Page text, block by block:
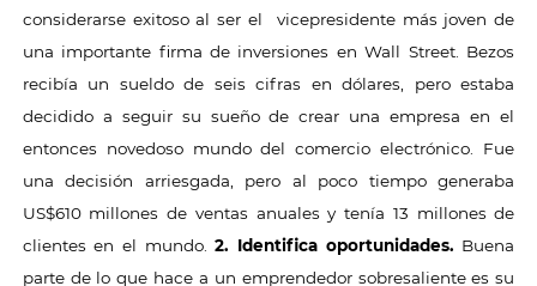
considerarse exitoso al ser el vicepresidente más joven de
una importante firma de inversiones en Wall Street. Bezos
recibía un sueldo de seis cifras en dólares, pero estaba
decidido a seguir su sueño de crear una empresa en el
entonces novedoso mundo del comercio electrónico. Fue
una decisión arriesgada, pero al poco tiempo generaba
US$610 millones de ventas anuales y tenía 13 millones de
clientes en el mundo.2. Identifica oportunidades. Buena
parte de lo que hace a un emprendedor sobresaliente es su